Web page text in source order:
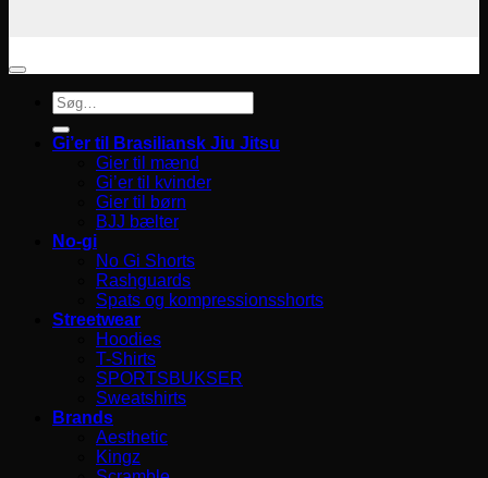
Søg
efter:
Gi’er til Brasiliansk Jiu Jitsu
Gier til mænd
Gi’er til kvinder
Gier til børn
BJJ bælter
No-gi
No Gi Shorts
Rashguards
Spats og kompressionsshorts
Streetwear
Hoodies
T-Shirts
SPORTSBUKSER
Sweatshirts
Brands
Aesthetic
Kingz